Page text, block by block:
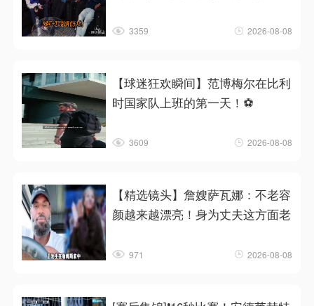
3359 2026-08-08
【球迷狂欢瞬间】范博梅尔在比利
时国家队上班的第一天！⚽
3609 2026-08-08
【精选镜头】詹嫂萨瓦娜：不老容
颜越来越漂亮！身为丈夫这方面老
971 2026-08-08